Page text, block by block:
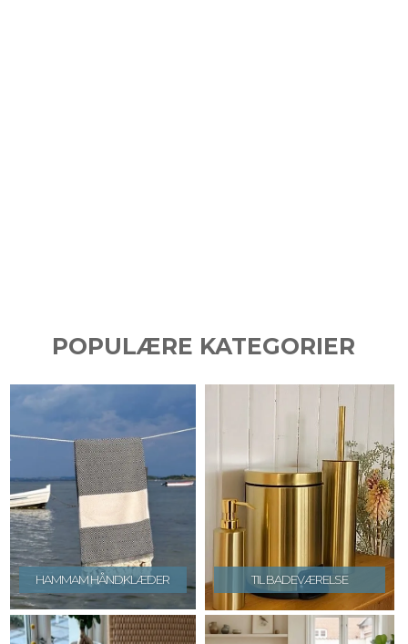
POPULÆRE KATEGORIER
HAMMAM HÅNDKLÆDER TIL BADEVÆRELSE